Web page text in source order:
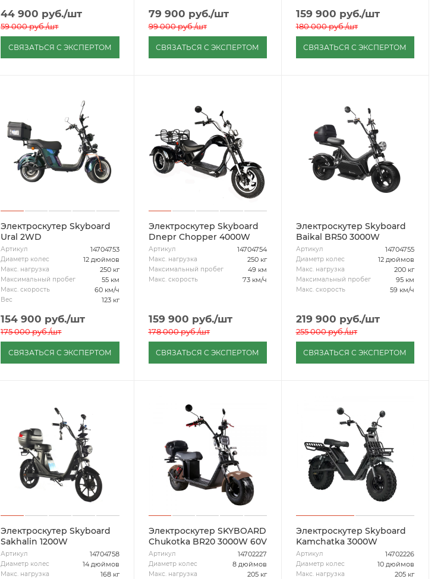
44 900 руб./шт
59 000руб./шт
СВЯЗАТЬСЯ С ЭКСПЕРТОМ
79 900 руб./шт
99 000руб./шт
СВЯЗАТЬСЯ С ЭКСПЕРТОМ
159 900 руб./шт
180 000руб./шт
СВЯЗАТЬСЯ С ЭКСПЕРТОМ
Электроскутер Skyboard
Ural 2WD
Артикул 14704753
Диаметр колес 12 дюймов
Макс. нагрузка 250 кг
Максимальный пробег 55 км
Макс. скорость 60 км/ч
Вес 123 кг
154 900 руб./шт
175 000руб./шт
СВЯЗАТЬСЯ С ЭКСПЕРТОМ
Электроскутер Skyboard
Dnepr Chopper 4000W
Артикул 14704754
Макс. нагрузка 250 кг
Максимальный пробег 49 км
Макс. скорость 73 км/ч
159 900 руб./шт
178 000руб./шт
СВЯЗАТЬСЯ С ЭКСПЕРТОМ
Электроскутер Skyboard
Baikal BR50 3000W
Артикул 14704755
Диаметр колес 12 дюймов
Макс. нагрузка 200 кг
Максимальный пробег 95 км
Макс. скорость 59 км/ч
219 900 руб./шт
255 000руб./шт
СВЯЗАТЬСЯ С ЭКСПЕРТОМ
Электроскутер Skyboard
Sakhalin 1200W
Артикул 14704758
Диаметр колес 14 дюймов
Макс. нагрузка 168 кг
Электроскутер SKYBOARD
Chukotka BR20 3000W 60V
Артикул 14702227
Диаметр колес 8 дюймов
Макс. нагрузка 205 кг
Электроскутер Skyboard
Kamchatka 3000W
Артикул 14702226
Диаметр колес 10 дюймов
Макс. нагрузка 205 кг